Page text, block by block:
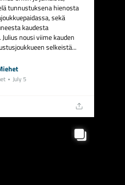
tunnustuksena hienosta
sekä
kaudesta
Julius nousi viime kauden
selkeistä...
July 5